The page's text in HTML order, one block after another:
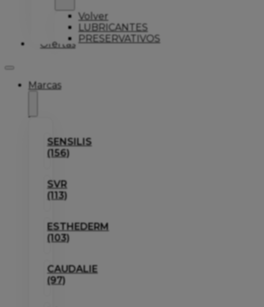
Volver
LUBRICANTES
PRESERVATIVOS
Ofertas
Marcas
SENSILIS
(156)
SVR
(113)
ESTHEDERM
(103)
CAUDALIE
(97)